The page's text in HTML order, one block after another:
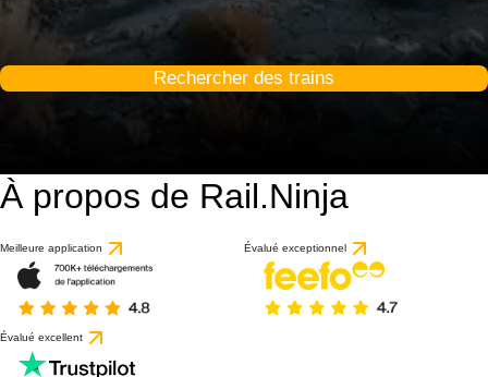
Rechercher des trains
À propos de Rail.Ninja
Meilleure application Évalué exceptionnel
Évalué excellent